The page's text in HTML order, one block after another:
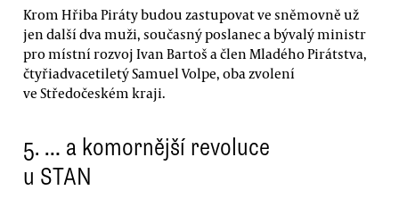
Krom Hřiba Piráty budou zastupovat ve sněmovně už
jen další dva muži, současný poslanec a bývalý ministr
pro místní rozvoj Ivan Bartoš a člen Mladého Pirátstva,
čtyřiadvacetiletý Samuel Volpe, oba zvolení
ve Středočeském kraji.
5. … a komornější revoluce
u STAN